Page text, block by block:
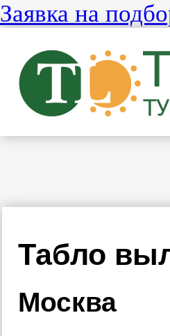
Заявка на
Табло
Москва